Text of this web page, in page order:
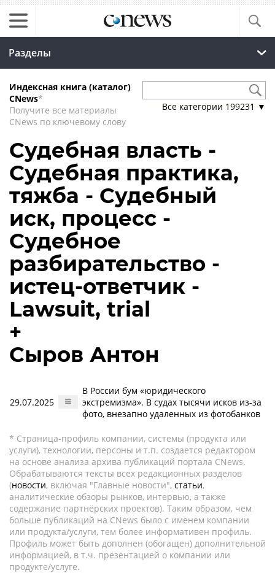
Разделы
Индексная книга (каталог)
CNews*
Получите все материалы
CNews по ключевому слову
Все категории 199231 ▼
Судебная власть -
Судебная практика,
тяжба - Судебный
иск, процесс -
Судебное
разбирательство -
истец-ответчик -
Lawsuit, trial
+
Сыров Антон
29.07.2025
В России бум «юридического
экстремизма». В судах тысячи исков из-за
фото, внезапно удаленных из фотобанков
* Страница-профиль компании, системы (продукта или
услуги), технологии, персоны и т.п. создается редактором
на основе анализа архива публикаций портала CNews.
Обрабатываются тексты всех редакционных разделов
(новости, включая "Главные новости", статьи,
аналитические обзоры рынков, интервью, а также
содержание партнёрских проектов). Таким образом, чем
больше публикаций на CNews было с именем компании
или продукта/услуги, тем более информативен профиль.
Профиль может быть дополнен (обогащен) дополнительной
информацией, в т.ч. презентацией о компании или
продукте/услуге.